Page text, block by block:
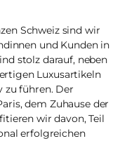
Schweiz sind wir
und Kunden in
stolz darauf, neben
Luxusartikeln
zu führen. Der
dem Zuhause der
wir davon, Teil
erfolgreichen